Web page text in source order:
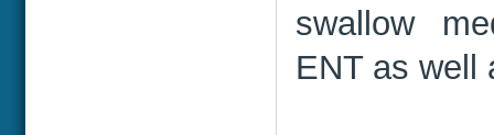
swallow
ENT as well